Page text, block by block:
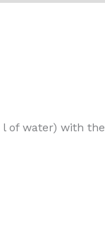
of water) with